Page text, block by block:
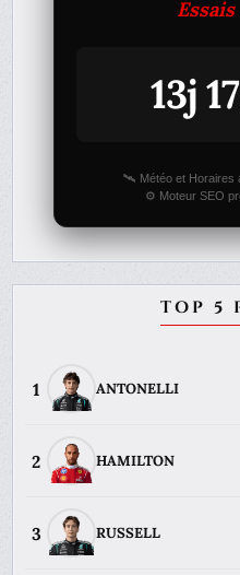
13j
🛰️ Météo et Horaires
⚙️ Moteur SEO
TOP 5
1 ANTONELLI
2 HAMILTON
3 RUSSELL